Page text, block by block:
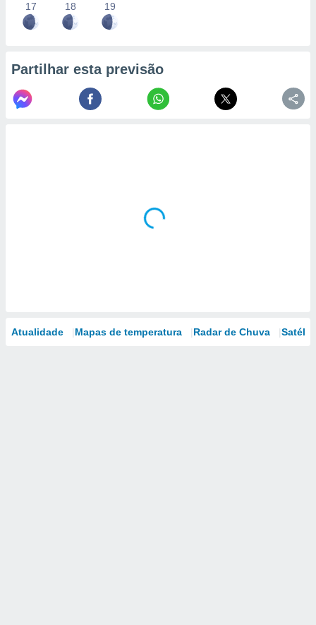
17 18 19
Partilhar esta previsão
Atualidade Mapas de temperatura Radar de Chuva